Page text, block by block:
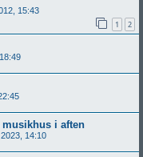
15:43
1 2
musikhus i aften
14:10